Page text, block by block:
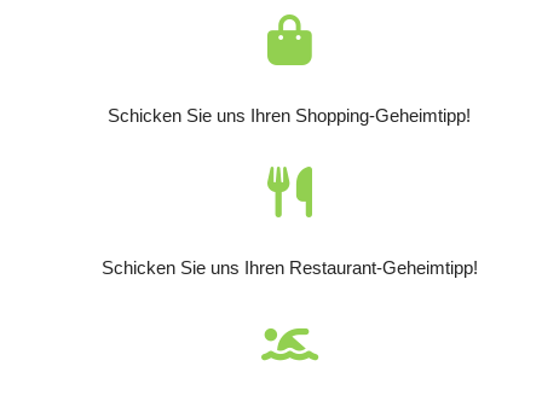
Schicken Sie uns Ihren Shopping-Geheimtipp!
Schicken Sie uns Ihren Restaurant-Geheimtipp!